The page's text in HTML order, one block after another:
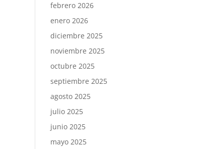
febrero 2026
enero 2026
diciembre 2025
noviembre 2025
octubre 2025
septiembre 2025
agosto 2025
julio 2025
junio 2025
mayo 2025